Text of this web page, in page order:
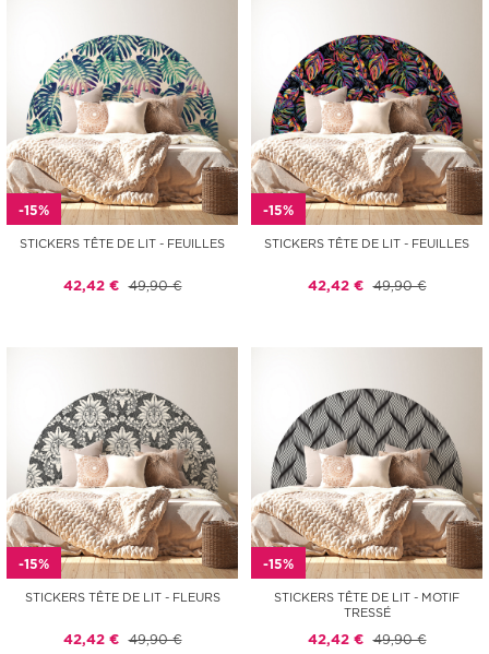
-15%
STICKERS TÊTE DE LIT - FEUILLES
42,42 € 49,90 €
-15%
STICKERS TÊTE DE LIT - FEUILLES
42,42 € 49,90 €
-15%
STICKERS TÊTE DE LIT - FLEURS
42,42 € 49,90 €
-15%
STICKERS TÊTE DE LIT - MOTIF
TRESSÉ
42,42 € 49,90 €